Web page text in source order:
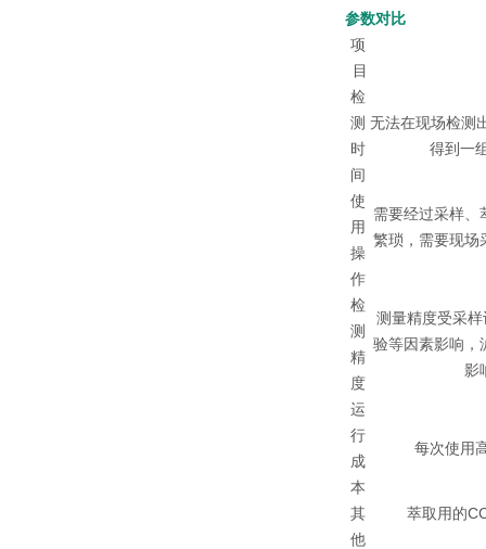
参数对比
项
目
检
测
时
间
无法在现场检测
得到一
使
用
操
作
需要经过采样、
繁琐，需要现场
检
测
精
度
测量精度受采
验等因素影响，
影
运
行
成
本
每次使用
其
他
萃取用的